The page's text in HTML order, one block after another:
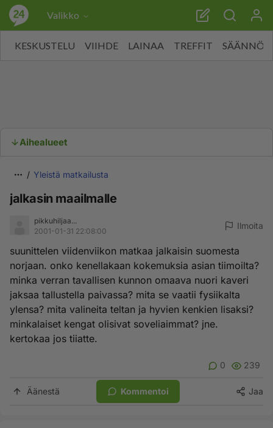
Valikko
KESKUSTELU VIIHDE LAINAA TREFFIT SÄÄNNÖT
Aihealueet
Yleistä matkailusta
jalkasin maailmalle
pikkuhiljaa...
2001-01-31 22:08:00
Ilmoita
suunittelen viidenviikon matkaa jalkaisin suomesta
norjaan. onko kenellakaan kokemuksia asian tiimoilta?
minka verran tavallisen kunnon omaava nuori kaveri
jaksaa tallustella paivassa? mita se vaatii fysiikalta
ylensa? mita valineita teltan ja hyvien kenkien lisaksi?
minkalaiset kengat olisivat soveliaimmat? jne.
kertokaa jos tiiatte.
0 239
Äänestä Kommentoi Jaa